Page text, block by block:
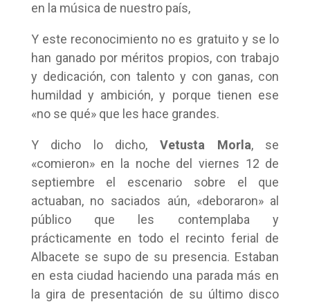
en la música de nuestro país,
Y este reconocimiento no es gratuito y se lo
han ganado por méritos propios, con trabajo
y dedicación, con talento y con ganas, con
humildad y ambición, y porque tienen ese
«no se qué» que les hace grandes.
Y dicho lo dicho,Vetusta Morla, se
«comieron» en la noche del viernes 12 de
septiembre el escenario sobre el que
actuaban, no saciados aún, «deboraron» al
público que les contemplaba y
prácticamente en todo el recinto ferial de
Albacete se supo de su presencia. Estaban
en esta ciudad haciendo una parada más en
la gira de presentación de su último disco